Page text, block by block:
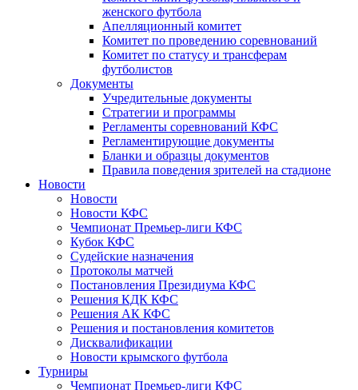
женского футбола
Апелляционный комитет
Комитет по проведению соревнований
Комитет по статусу и трансферам
футболистов
Документы
Учредительные документы
Стратегии и программы
Регламенты соревнований КФС
Регламентирующие документы
Бланки и образцы документов
Правила поведения зрителей на стадионе
Новости
Новости
Новости КФС
Чемпионат Премьер-лиги КФС
Кубок КФС
Судейские назначения
Протоколы матчей
Постановления Президиума КФС
Решения КДК КФС
Решения АК КФС
Решения и постановления комитетов
Дисквалификации
Новости крымского футбола
Турниры
Чемпионат Премьер-лиги КФС